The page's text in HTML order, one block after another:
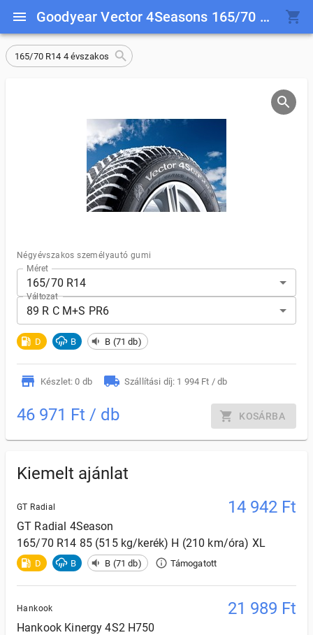
Goodyear Vector 4Seasons 165/70 R14 89 R C M+S PR6
165/70 R14 4 évszakos
Négyévszakos személyautó gumi
Méret
165/70 R14
Változat
89 R C M+S PR6
D B B (71 db)
Készlet: 0 db Szállítási díj: 1 994 Ft / db
46 971 Ft / db KOSÁRBA
Kiemelt ajánlat
GT Radial 14 942 Ft
GT Radial 4Season
165/70 R14 85 (515 kg/kerék) H (210 km/óra) XL
D B B (71 db) Támogatott
Hankook 21 989 Ft
Hankook Kinergy 4S2 H750